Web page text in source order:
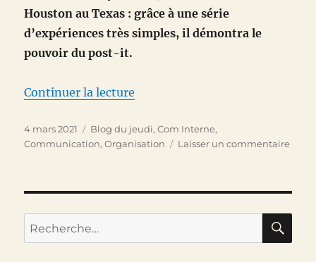
Houston au Texas : grâce à une série
d’expériences très simples, il démontra le
pouvoir du post-it.
Continuer la lecture
Publié
le
4 mars 2021 Catégories
Blog du jeudi,Com Interne,
Communication,Organisation Laisser un commentairesur
de
Recherche
pour :